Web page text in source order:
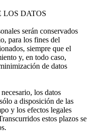
LOS DATOS
serán conservados
para los fines del
siempre que el
y, en todo caso,
de datos
los datos
a disposición de las
y los efectos legales
estos plazos se